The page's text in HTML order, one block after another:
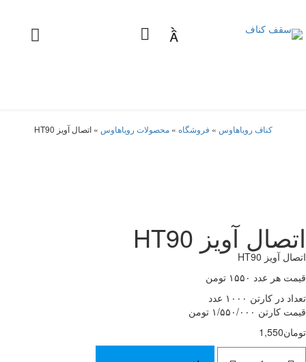

کناف رویاهاوس » فروشگاه »محصولات رویاهاوس »اتصال آویز HT90
اتصال آویز HT90
اتصال آویز HT90
قیمت هر عدد ۱۵۵۰ تومن
تعداد در کارتن ۱۰۰۰ عدد
قیمت کارتن ۱/۵۵۰/۰۰۰ تومن
تومان1,550